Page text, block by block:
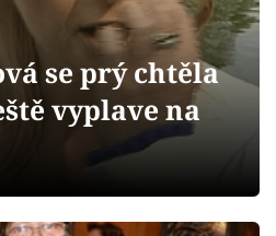
se prý chtěla
vyplave na